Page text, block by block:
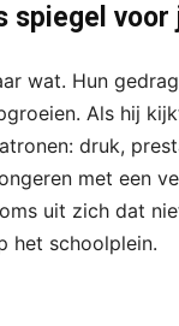
spiegel
wat. Hun
Als hij
druk,
met een
uit zich dat
het schoolplein.